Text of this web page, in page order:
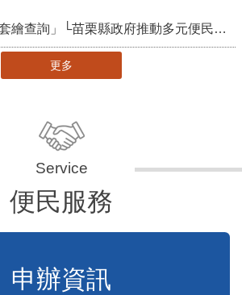
買地建屋前先「地套繪查詢」└苗栗縣政府推動多元便民諮詢服務
更多
便民服務
申辦資訊